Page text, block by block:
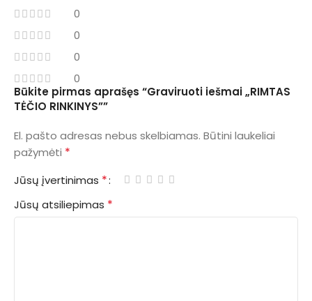
0
0
0
0
Būkite pirmas aprašęs “Graviruoti iešmai „RIMTAS
TĖČIO RINKINYS””
El. pašto adresas nebus skelbiamas. Būtini laukeliai
pažymėti *
Jūsų įvertinimas *
Jūsų atsiliepimas *